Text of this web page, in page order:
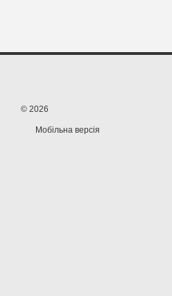
© 2026
Мобільна версія